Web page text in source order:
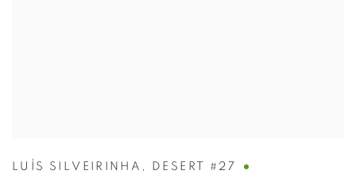
LUÍS SILVEIRINHA , DESERT #27